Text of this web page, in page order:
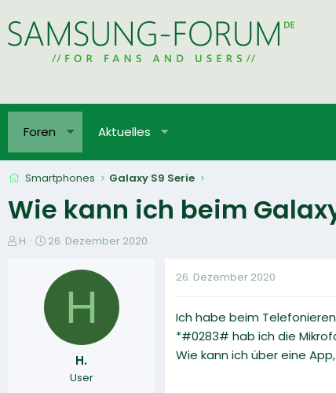
Foren Aktuelles
Smartphones Galaxy S9 Serie
Wie kann ich beim
E
H.
E
t
26. Dezember 2020
H
H.
User
26. Dezember 2020
Ich habe beim
*#0283# hab ich die
Wie kann ich über eine